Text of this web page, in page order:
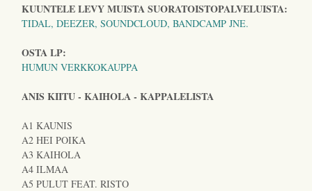
KUUNTELE LEVY MUISTA SUORATOISTOPALVELUISTA:
TIDAL, DEEZER, SOUNDCLOUD, BANDCAMP JNE.
OSTA LP:
HUMUN VERKKOKAUPPA
ANIS KIITU - KAIHOLA - KAPPALELISTA
A1 KAUNIS
A2 HEI POIKA
A3 KAIHOLA
A4 ILMAA
A5 PULUT FEAT. RISTO